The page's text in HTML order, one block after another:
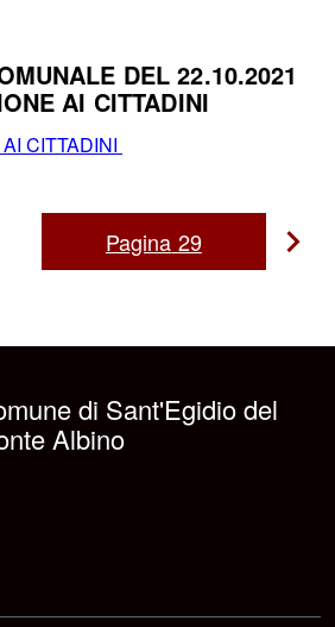
DEL 22.10.2021
AI CITTADINI
CITTADINI
Pagina 29
di Sant'Egidio del
Albino